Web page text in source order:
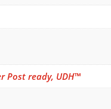
Post ready, UDH™